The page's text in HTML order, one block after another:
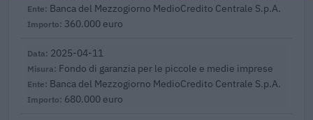
Banca del Mezzogiorno MedioCredito Centrale S.p.A.
360.000 euro
2025-04-11
Fondo di garanzia per le piccole e medie imprese
Banca del Mezzogiorno MedioCredito Centrale S.p.A.
680.000 euro